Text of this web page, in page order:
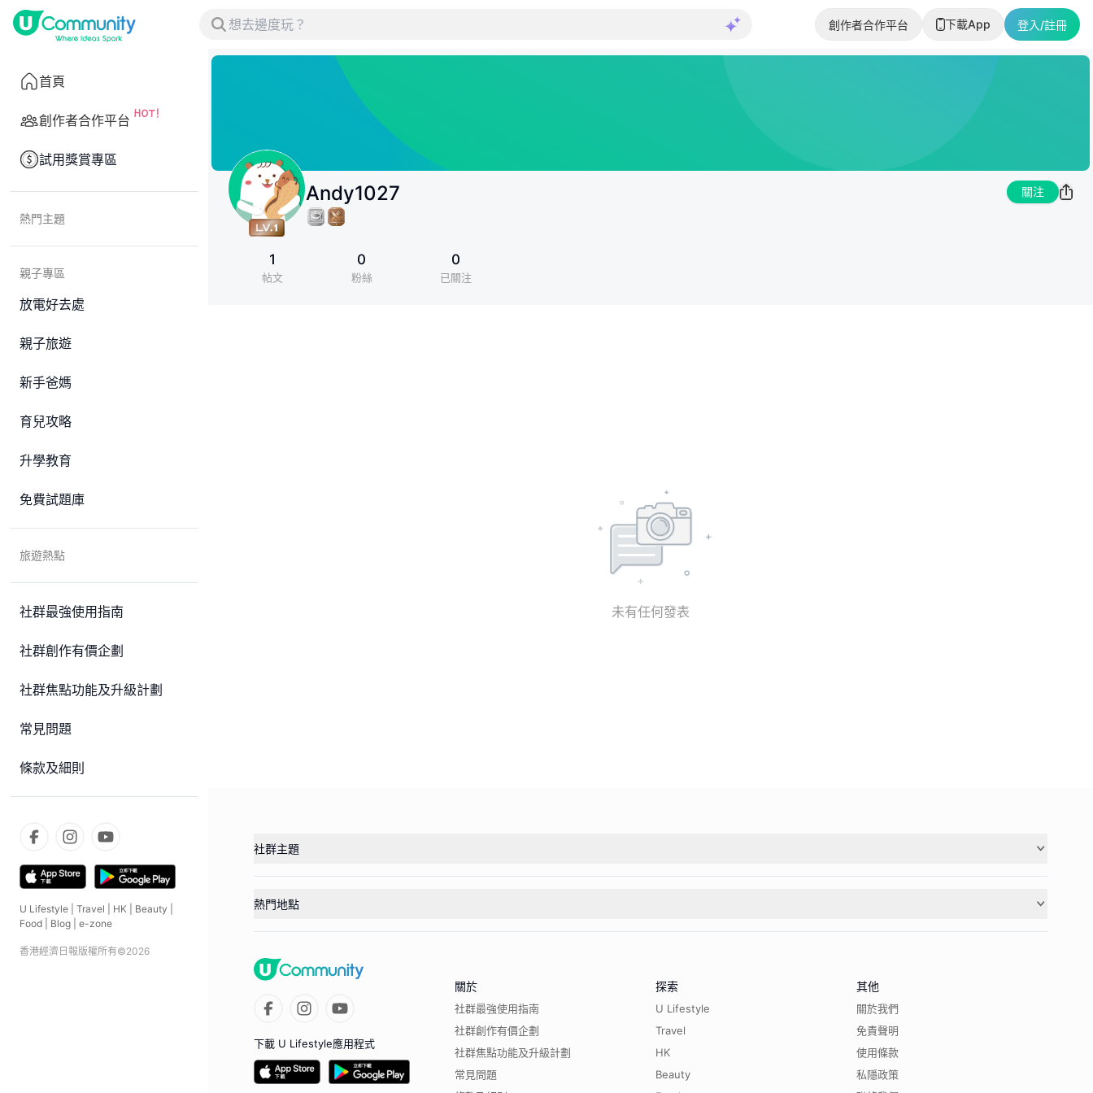
創作者合作平台 下載App 登入/註冊
首頁
創作者合作平台
試用獎賞專區
熱門主題
親子專區
放電好去處
親子旅遊
新手爸媽
育兒攻略
升學教育
免費試題庫
旅遊熱點
社群最強使用指南
社群創作有價企劃
社群焦點功能及升級計劃
常見問題
條款及細則
U Lifestyle Travel HK Beauty
Food
Blog e-zone
香港經濟日報版權所有©2026
Andy1027 關注
1
帖文
0
粉絲
0
已關注
未有任何發表
社群主題
熱門地點
下載 U Lifestyle應用程式
關於
社群最強使用指南
社群創作有價企劃
社群焦點功能及升級計劃
常見問題
探索
U Lifestyle
Travel
HK
Beauty
其他
關於我們
免責聲明
使用條款
私隱政策